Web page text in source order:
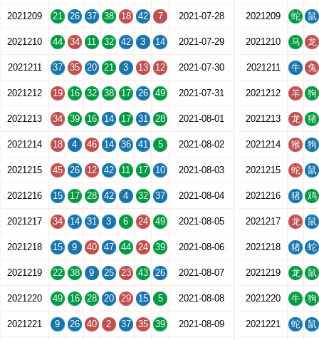
2021209 21 26 37 38 18 42 7 2021-07-28
2021210 44 34 11 32 42 3 14 2021-07-29
2021211 37 35 20 21 3 13 12 2021-07-30
2021212 19 16 32 38 17 26 49 2021-07-31
2021213 34 39 16 14 17 31 28 2021-08-01
2021214 18 4 46 14 36 41 5 2021-08-02
2021215 45 26 12 42 11 17 10 2021-08-03
2021216 15 17 28 42 4 32 37 2021-08-04
2021217 34 14 31 3 6 24 49 2021-08-05
2021218 15 9 40 47 44 24 39 2021-08-06
2021219 22 38 9 25 23 43 26 2021-08-07
2021220 49 16 28 20 29 15 5 2021-08-08
2021221 9 26 40 2 37 35 39 2021-08-09
2021209 蛇 鼠
2021210 马 龙
2021211 牛 兔
2021212 羊 狗
2021213 龙 猪
2021214 猴 狗
2021215 蛇 鼠
2021216 猪 鸡
2021217 龙 鼠
2021218 猪 蛇
2021219 龙 鼠
2021220 牛 狗
2021221 蛇 鼠